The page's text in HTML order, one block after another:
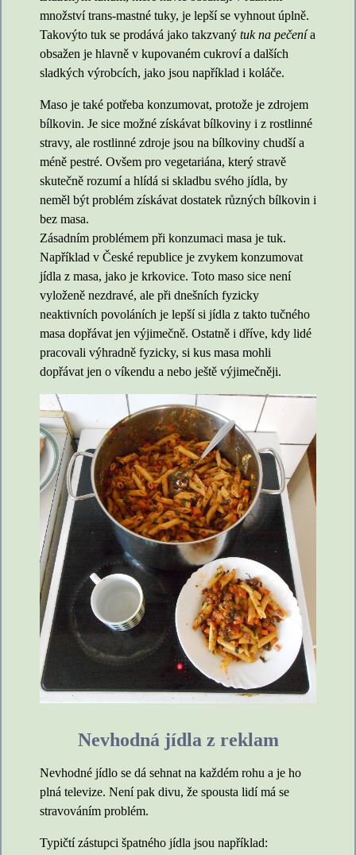
množství trans-mastné tuky, je lepší se vyhnout úplně.
Takovýto tuk se prodává jako takzvaný tuk na pečenía
obsažen je hlavně v kupovaném cukroví a dalších
sladkých výrobcích, jako jsou například i koláče.
Maso je také potřeba konzumovat, protože je zdrojem
bílkovin. Je sice možné získávat bílkoviny i z rostlinné
stravy, ale rostlinné zdroje jsou na bílkoviny chudší a
méně pestré. Ovšem pro vegetariána, který stravě
skutečně rozumí a hlídá si skladbu svého jídla, by
neměl být problém získávat dostatek různých bílkovin i
bez masa.
Zásadním problémem při konzumaci masa je tuk.
Například v České republice je zvykem konzumovat
jídla z masa, jako je krkovice. Toto maso sice není
vyloženě nezdravé, ale při dnešních fyzicky
neaktivních povoláních je lepší si jídla z takto tučného
masa dopřávat jen výjimečně. Ostatně i dříve, kdy lidé
pracovali výhradně fyzicky, si kus masa mohli
dopřávat jen o víkendu a nebo ještě výjimečněji.
Nevhodná jídla z reklam
Nevhodné jídlo se dá sehnat na každém rohu a je ho
plná televize. Není pak divu, že spousta lidí má se
stravováním problém.
Typičtí zástupci špatného jídla jsou například: